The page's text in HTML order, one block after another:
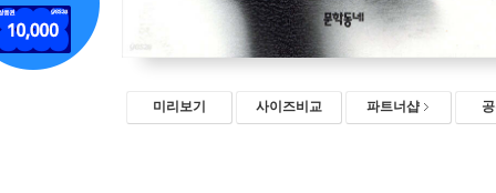
미리보기 사이즈비교 파트너샵